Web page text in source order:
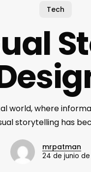
Tech
world, where
storytelling has
mrpatman
24 de junio de